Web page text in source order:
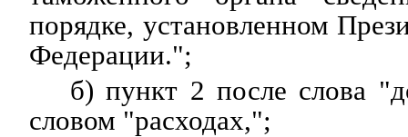
порядке, установленном
Федерации.";
б) пункт 2 после слова
словом "расходах,";